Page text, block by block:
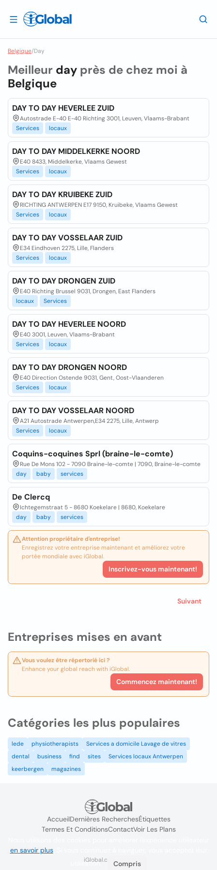
Belgique/Day
Entreprises mises en avant
Vous voulez être répertorié ici ?
Enhance your global reach with iGlobal.
Commencez maintenant!
Meilleur day près de chez moi à
Belgique
DAY TO DAY HEVERLEE ZUID
Autostrade E-40 E-40 Richting 3001, Leuven, Vlaams-Brabant
Services
locaux
DAY TO DAY MIDDELKERKE NOORD
E40 8433, Middelkerke, Vlaams Gewest
Services
locaux
DAY TO DAY KRUIBEKE ZUID
RICHTING ANTWERPEN E17 9150, Kruibeke, Vlaams Gewest
Services
locaux
DAY TO DAY VOSSELAAR ZUID
E34 Eindhoven 2275, Lille, Flanders
Services
locaux
DAY TO DAY DRONGEN ZUID
E40 Richting Brussel 9031, Drongen, East Flanders
locaux
Services
DAY TO DAY HEVERLEE NOORD
E40 3001, Leuven, Vlaams-Brabant
Services
locaux
DAY TO DAY DRONGEN NOORD
E40 Direction Ostende 9031, Gent, Oost-Vlaanderen
Services
locaux
DAY TO DAY VOSSELAAR NOORD
A21 Autostrade Antwerpen,E34 2275, Lille, Antwerp
Services
locaux
Coquins-coquines Sprl (braine-le-comte)
Rue De Mons 102 - 7090 Braine-le-comte | 7090, Braine-le-comte
day
baby services
De Clercq
Ichtegemstraat 5 - 8680 Koekelare | 8680, Koekelare
day
baby services
Attention propriétaire d'entreprise!
Enregistrez votre entreprise maintenant et améliorez votre
portée mondiale avec iGlobal.
Inscrivez-vous maintenant!
Suivant
Catégories les plus populaires
lede physiotherapists
Services a domicile Lavage de vitres
dental
business find sites
Services locaux Antwerpen
keerbergen
magazines
AccueilDernières RecherchesÉtiquettes
Termes Et ConditionsContactVoir Les Plans
iGlobal.co @ 2024
en savoir plus. Si vous continuez à naviguer, vous acceptez leur
utilisation.
Compris